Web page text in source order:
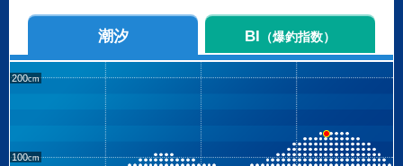
潮汐 BI （爆釣指数）
200
100